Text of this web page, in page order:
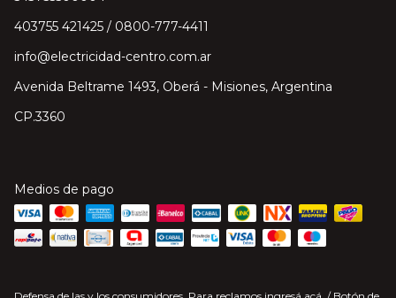
403755 421425 / 0800-777-4411
info@electricidad-centro.com.ar
Avenida Beltrame 1493, Oberá - Misiones, Argentina
CP.3360
Medios de pago